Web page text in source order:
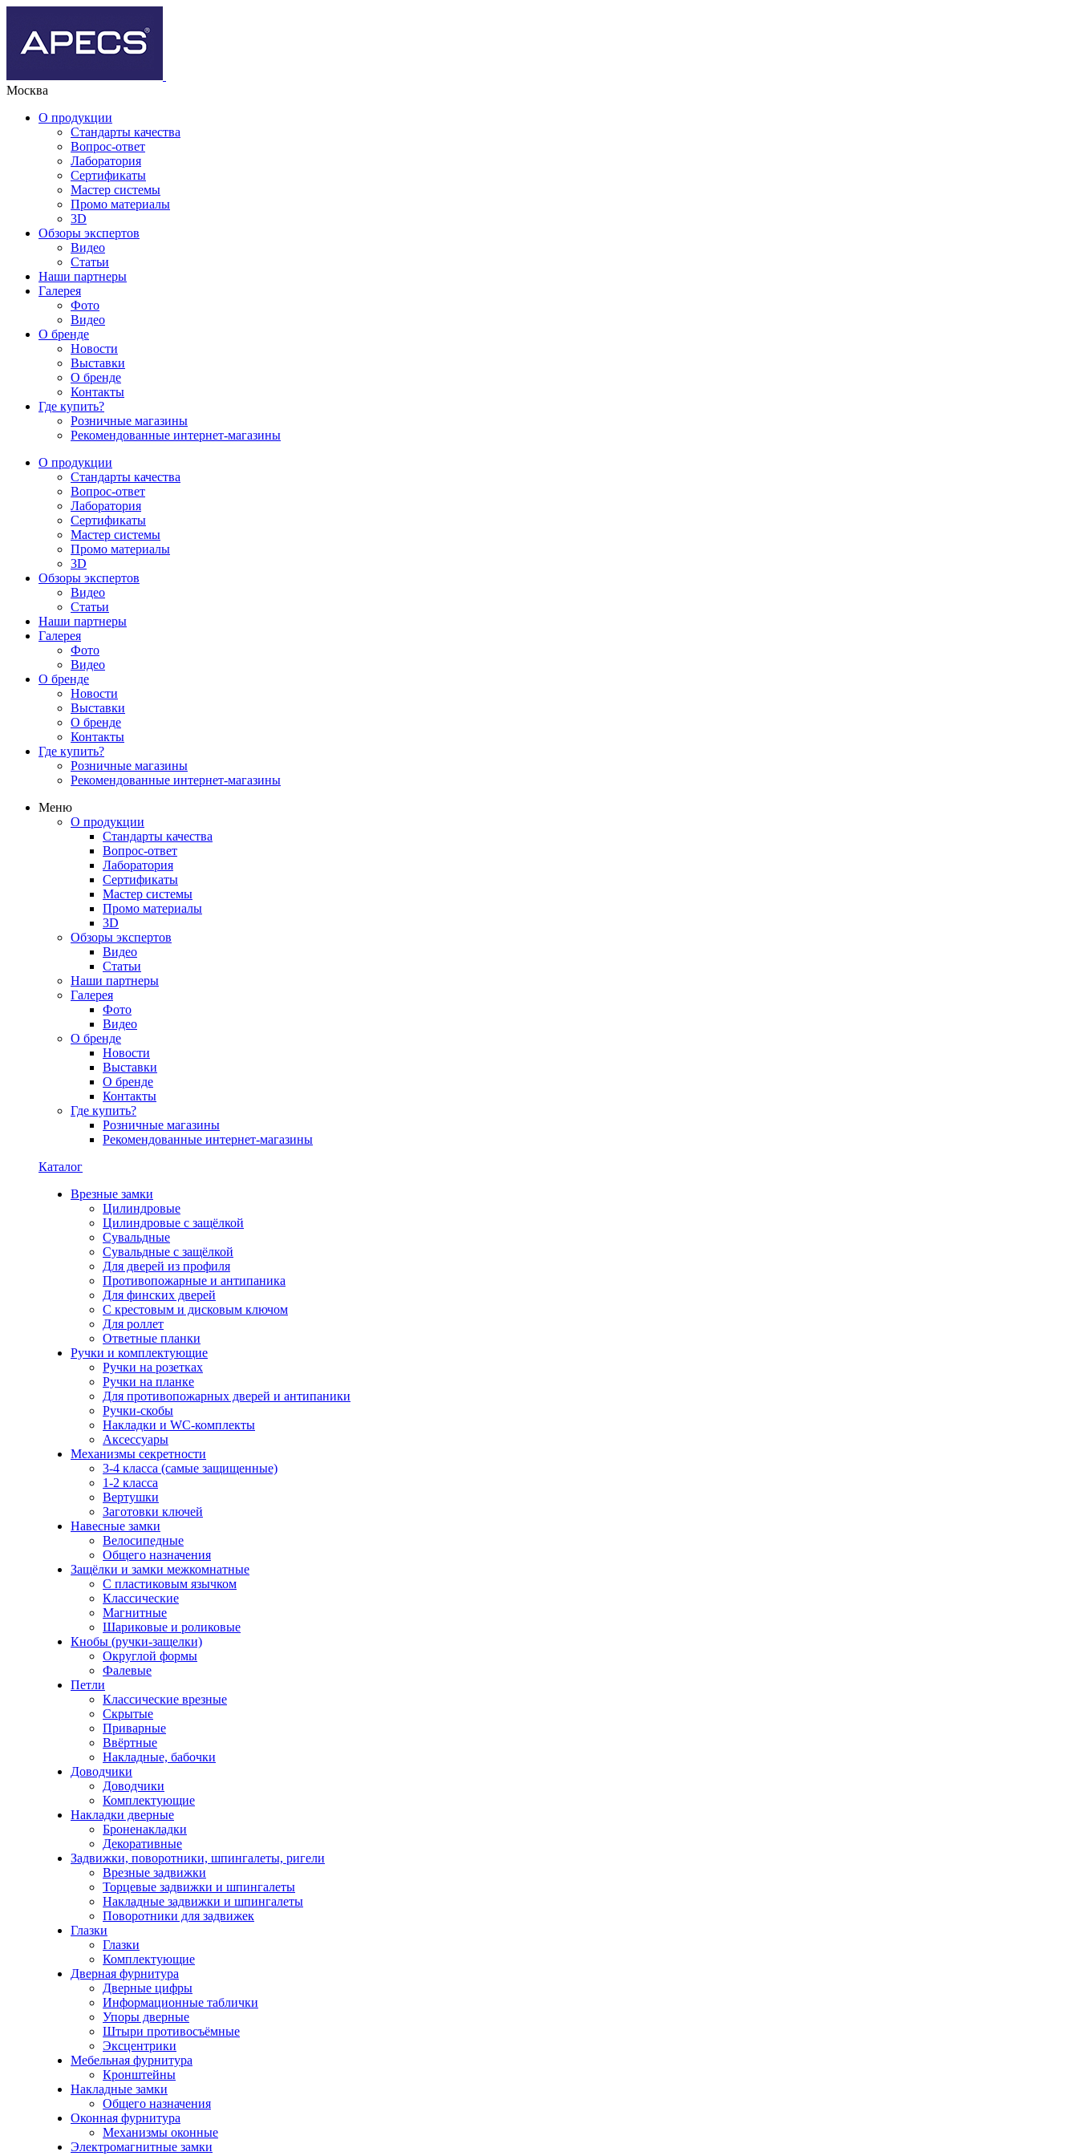
Москва
О продукции
Стандарты качества
Вопрос-ответ
Лаборатория
Сертификаты
Мастер системы
Промо материалы
3D
Обзоры экспертов
Видео
Статьи
Наши партнеры
Галерея
Фото
Видео
О бренде
Новости
Выставки
О бренде
Контакты
Где купить?
Розничные магазины
Рекомендованные интернет-магазины
О продукции
Стандарты качества
Вопрос-ответ
Лаборатория
Сертификаты
Мастер системы
Промо материалы
3D
Обзоры экспертов
Видео
Статьи
Наши партнеры
Галерея
Фото
Видео
О бренде
Новости
Выставки
О бренде
Контакты
Где купить?
Розничные магазины
Рекомендованные интернет-магазины
Меню
О продукции
Стандарты качества
Вопрос-ответ
Лаборатория
Сертификаты
Мастер системы
Промо материалы
3D
Обзоры экспертов
Видео
Статьи
Наши партнеры
Галерея
Фото
Видео
О бренде
Новости
Выставки
О бренде
Контакты
Где купить?
Розничные магазины
Рекомендованные интернет-магазины
Каталог
Врезные замки
Цилиндровые
Цилиндровые с защёлкой
Сувальдные
Сувальдные с защёлкой
Для дверей из профиля
Противопожарные и антипаника
Для финских дверей
С крестовым и дисковым ключом
Для роллет
Ответные планки
Ручки и комплектующие
Ручки на розетках
Ручки на планке
Для противопожарных дверей и антипаники
Ручки-скобы
Накладки и WC-комплекты
Аксессуары
Механизмы секретности
3-4 класса (самые защищенные)
1-2 класса
Вертушки
Заготовки ключей
Навесные замки
Велосипедные
Общего назначения
Защёлки и замки межкомнатные
С пластиковым язычком
Классические
Магнитные
Шариковые и роликовые
Кнобы (ручки-защелки)
Округлой формы
Фалевые
Петли
Классические врезные
Скрытые
Приварные
Ввёртные
Накладные, бабочки
Доводчики
Доводчики
Комплектующие
Накладки дверные
Броненакладки
Декоративные
Задвижки, поворотники, шпингалеты, ригели
Врезные задвижки
Торцевые задвижки и шпингалеты
Накладные задвижки и шпингалеты
Поворотники для задвижек
Глазки
Глазки
Комплектующие
Дверная фурнитура
Дверные цифры
Информационные таблички
Упоры дверные
Штыри противосъёмные
Эксцентрики
Мебельная фурнитура
Кронштейны
Накладные замки
Общего назначения
Оконная фурнитура
Механизмы оконные
Электромагнитные замки